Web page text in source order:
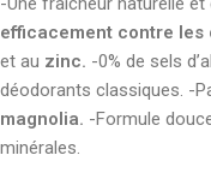
efficacement contre les
et au zinc. -0% de sels
déodorants classiques. -
magnolia. -Formule
minérales.